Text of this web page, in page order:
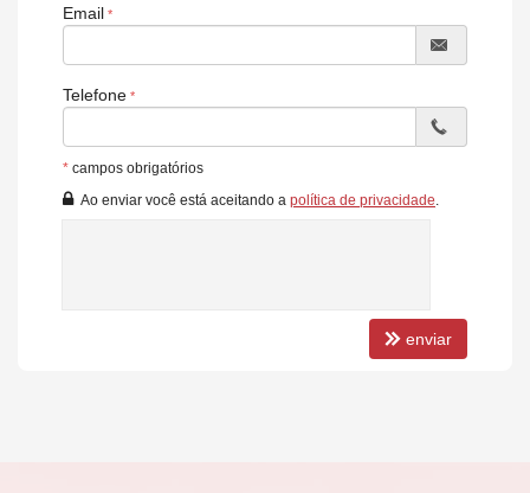
Email
Telefone
* campos obrigatórios
Ao enviar você está aceitando a política de privacidade
enviar